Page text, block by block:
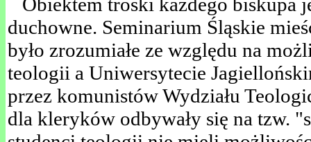
duchowne. Seminarium Śląskie
było zrozumiałe ze względu na
teologii a Uniwersytecie
przez komunistów Wydziału
dla kleryków odbywały się na tzw.